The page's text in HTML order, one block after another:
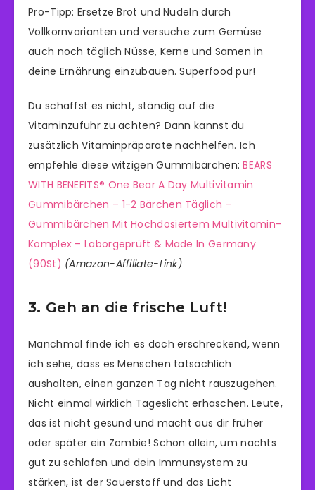
Pro-Tipp: Ersetze Brot und Nudeln durch
Vollkornvarianten und versuche zum Gemüse
auch noch täglich Nüsse, Kerne und Samen in
deine Ernährung einzubauen. Superfood pur!
Du schaffst es nicht, ständig auf die
Vitaminzufuhr zu achten? Dann kannst du
zusätzlich Vitaminpräparate nachhelfen. Ich
empfehle diese witzigen Gummibärchen:BEARS
WITH BENEFITS® One Bear A Day Multivitamin
Gummibärchen – 1-2 Bärchen Täglich –
Gummibärchen Mit Hochdosiertem Multivitamin-
Komplex – Laborgeprüft & Made In Germany
(90St) (Amazon-Affiliate-Link)
3. Geh an die frische Luft!
Manchmal finde ich es doch erschreckend, wenn
ich sehe, dass es Menschen tatsächlich
aushalten, einen ganzen Tag nicht rauszugehen.
Nicht einmal wirklich Tageslicht erhaschen. Leute,
das ist nicht gesund und macht aus dir früher
oder später ein Zombie! Schon allein, um nachts
gut zu schlafen und dein Immunsystem zu
stärken, ist der Sauerstoff und das Licht